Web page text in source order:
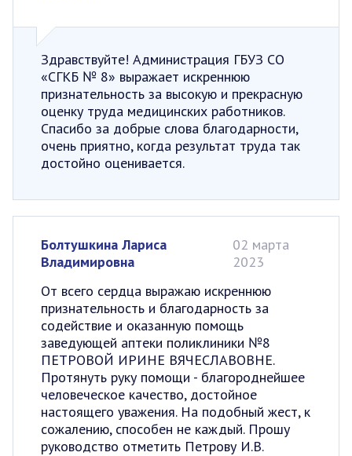
Здравствуйте! Администрация ГБУЗ СО
«СГКБ № 8» выражает искреннюю
признательность за высокую и прекрасную
оценку труда медицинских работников.
Спасибо за добрые слова благодарности,
очень приятно, когда результат труда так
достойно оценивается.
Болтушкина Лариса
Владимировна
02 марта
2023
От всего сердца выражаю искреннюю
признательность и благодарность за
содействие и оказанную помощь
заведующей аптеки поликлиники №8
ПЕТРОВОЙ ИРИНЕ ВЯЧЕСЛАВОВНЕ.
Протянуть руку помощи - благороднейшее
человеческое качество, достойное
настоящего уважения. На подобный жест, к
сожалению, способен не каждый. Прошу
руководство отметить Петрову И.В.